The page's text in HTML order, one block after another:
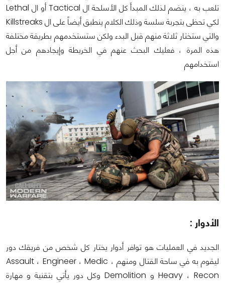
تلعب به ، ينضم لذلك المبدأ كل الأسلحة ال Tactical أو ال Lethal
لكي تحظى بتجربة سلسة وذلك الكلام ينطبق أيضاً على ال Killstreaks
والتي ستختار ثلاثة منهم قبل البدء ولكن ستستخدمهم بطريقة مختلفة
هذه المرة ، فعليك البحث عنهم في الخريطة وإيجادهم من أجل
استخدامهم
الأدوار :
الجديد في العمليات هو توافر أدوار يختار كل شخص من فريقك دور
ليقوم به في ساحة القتال ومنهم Assault ، Engineer ، Medic ،
Heavy ، Recon و Demolition وكل دور يأتي بتقنية و مهارة